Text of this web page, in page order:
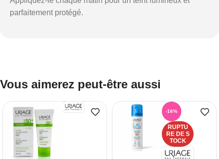
parfaitement protégé.
Vous aimerez peut-être aussi
-16%
RUPTU
RE DE S
TOCK